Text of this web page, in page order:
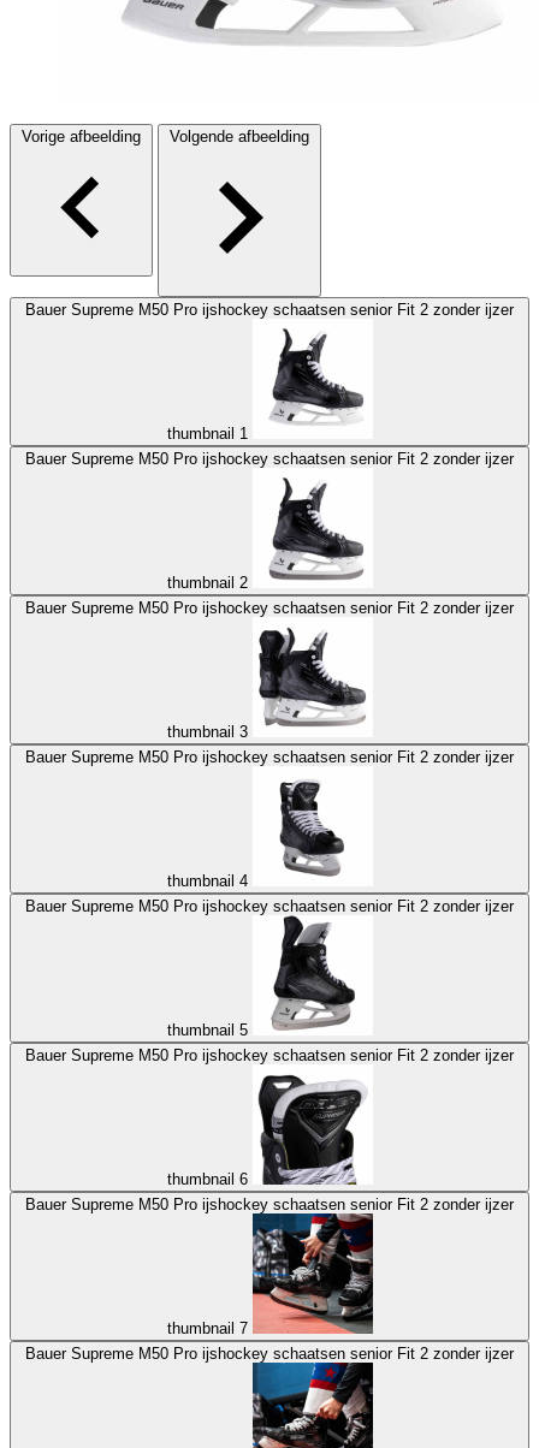
Vorige afbeelding Volgende afbeelding
Bauer Supreme M50 Pro ijshockey schaatsen senior Fit 2 zonder ijzer
thumbnail 1
Bauer Supreme M50 Pro ijshockey schaatsen senior Fit 2 zonder ijzer
thumbnail 2
Bauer Supreme M50 Pro ijshockey schaatsen senior Fit 2 zonder ijzer
thumbnail 3
Bauer Supreme M50 Pro ijshockey schaatsen senior Fit 2 zonder ijzer
thumbnail 4
Bauer Supreme M50 Pro ijshockey schaatsen senior Fit 2 zonder ijzer
thumbnail 5
Bauer Supreme M50 Pro ijshockey schaatsen senior Fit 2 zonder ijzer
thumbnail 6
Bauer Supreme M50 Pro ijshockey schaatsen senior Fit 2 zonder ijzer
thumbnail 7
Bauer Supreme M50 Pro ijshockey schaatsen senior Fit 2 zonder ijzer